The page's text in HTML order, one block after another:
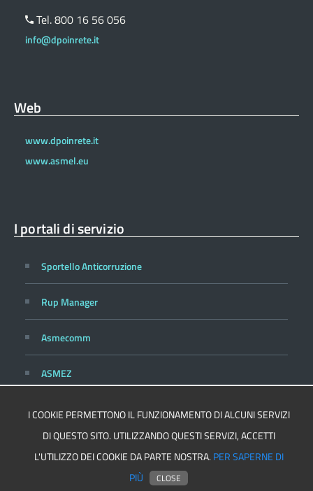
Tel. 800 16 56 056
info@dpoinrete.it
Web
www.dpoinrete.it
www.asmel.eu
I portali di servizio
Sportello Anticorruzione
Rup Manager
Asmecomm
ASMEZ
Privacy
Cookie Policy
I COOKIE PERMETTONO IL FUNZIONAMENTO DI ALCUNI SERVIZI
DI QUESTO SITO. UTILIZZANDO QUESTI SERVIZI, ACCETTI
L'UTILIZZO DEI COOKIE DA PARTE NOSTRA. PER SAPERNE DI
PIÙ
CLOSE